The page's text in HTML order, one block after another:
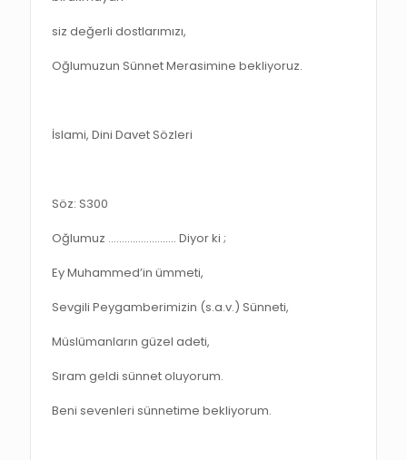
siz değerli dostlarımızı,
Oğlumuzun Sünnet Merasimine bekliyoruz.
İslami, Dini Davet Sözleri
Söz: S300
Oğlumuz ……………………. Diyor ki ;
Ey Muhammed’in ümmeti,
Sevgili Peygamberimizin (s.a.v.) Sünneti,
Müslümanların güzel adeti,
Sıram geldi sünnet oluyorum.
Beni sevenleri sünnetime bekliyorum.